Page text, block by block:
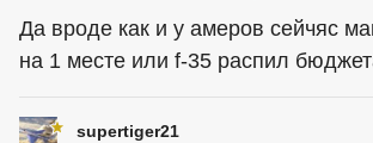
Да вроде как и у амеров сейчяс
на 1 месте или f-35 распил
supertiger21